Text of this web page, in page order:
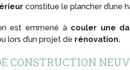
constitue le plancher d’une
est emmené à couler une
lors d’un projet de rénovation.
CONSTRUCTION